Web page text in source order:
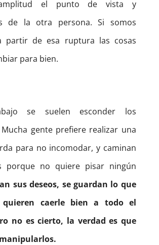
el punto de vista y
de la otra persona. Si somos
partir de esa ruptura las cosas
para bien.
se suelen esconder los
gente prefiere realizar una
para no incomodar, y caminan
porque no quiere pisar ningún
sus deseos, se guardan lo que
quieren caerle bien a todo el
no es cierto, la verdad es que